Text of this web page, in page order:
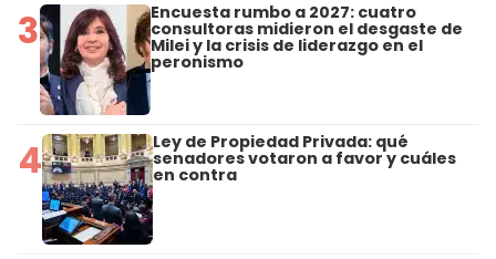
3 Encuesta rumbo a 2027: cuatro
consultoras midieron el desgaste de
Milei y la crisis de liderazgo en el
peronismo
4 Ley de Propiedad Privada: qué
senadores votaron a favor y cuáles
en contra